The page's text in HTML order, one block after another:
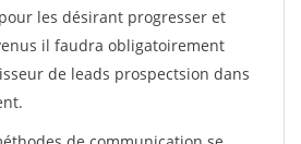
les désirant progresser et
il faudra obligatoirement
de leads prospectsion dans